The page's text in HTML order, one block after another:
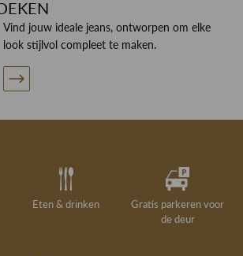
Vind jouw ideale jeans, ontworpen om elke
look stijlvol compleet te maken.
Eten & drinken
Gratis parkeren voor
de deur